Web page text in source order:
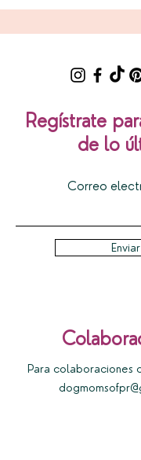
Regístrate
de lo
Correo
Enviar
Para colaboraciones